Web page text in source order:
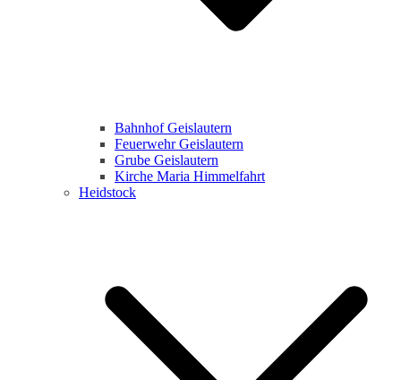
Bahnhof Geislautern
Feuerwehr Geislautern
Grube Geislautern
Kirche Maria Himmelfahrt
Heidstock